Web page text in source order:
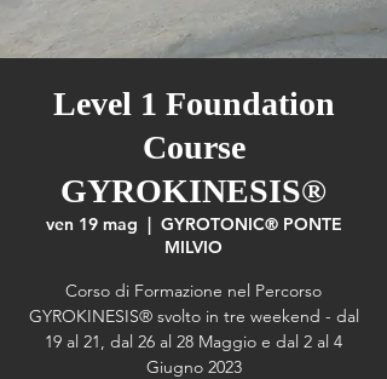
Level 1 Foundation
Course
GYROKINESIS®
ven 19 mag
  |
GYROTONIC® PONTE
MILVIO
Corso di Formazione nel Percorso
GYROKINESIS® svolto in tre weekend - dal
19 al 21, dal 26 al 28 Maggio e dal 2 al 4
Giugno 2023